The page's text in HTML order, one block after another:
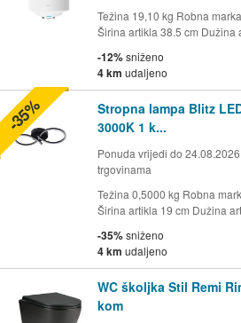
Težina 19,10 kg Robna
Širina artikla 38.5 cm Dužina
-12%sniženo
4 km udaljeno
Stropna lampa Blitz
3000K 1 k...
Ponuda vrijedi do
trgovinama
Težina 0,5000 kg Robna
Širina artikla 19 cm Dužina
-35%sniženo
4 km udaljeno
-35%
WC školjka Stil Remi
kom